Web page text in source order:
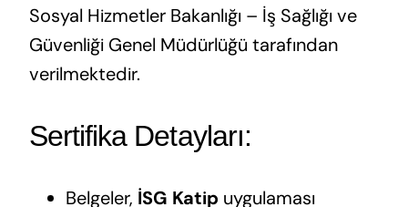
Sosyal Hizmetler Bakanlığı – İş Sağlığı ve
Güvenliği Genel Müdürlüğü tarafından
verilmektedir.
Sertifika Detayları:
Belgeler, İSG Katip uygulaması